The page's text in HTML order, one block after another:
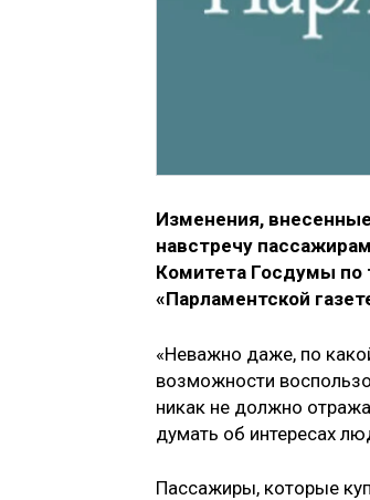
Изменения,
навстречу
Комитета Госдумы по
«Парламентской
«Неважно даже, по
возможности
никак не должно
думать об интересах
Пассажиры, которые